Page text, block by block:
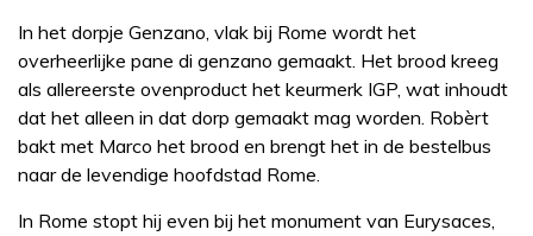
In het dorpje Genzano, vlak bij Rome wordt het
overheerlijke pane di genzano gemaakt. Het brood kreeg
als allereerste ovenproduct het keurmerk IGP, wat inhoudt
dat het alleen in dat dorp gemaakt mag worden. Robèrt
bakt met Marco het brood en brengt het in de bestelbus
naar de levendige hoofdstad Rome.
In Rome stopt hij even bij het monument van Eurysaces,